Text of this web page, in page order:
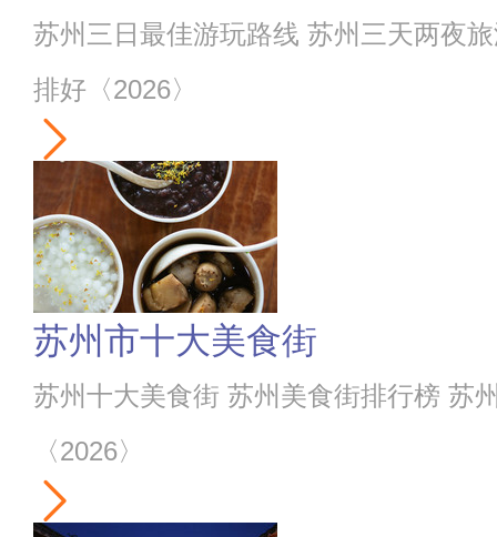
苏州三日最佳游玩路线 苏州三天两夜
排好〈2026〉
苏州市十大美食街
苏州十大美食街 苏州美食街排行榜 苏
〈2026〉